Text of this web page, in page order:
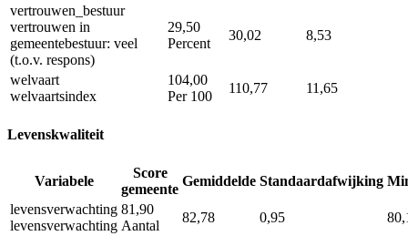
vertrouwen_bestuur
vertrouwen in
gemeentebestuur: veel
(t.o.v. respons)
29,50
Percent
30,02 8,53
welvaart
welvaartsindex
104,00
Per 100
110,77 11,65
Levenskwaliteit
Variabele
Score
gemeente
Gemiddelde Standaardafwijking
levensverwachting
levensverwachting
81,90
Aantal
82,78 0,95